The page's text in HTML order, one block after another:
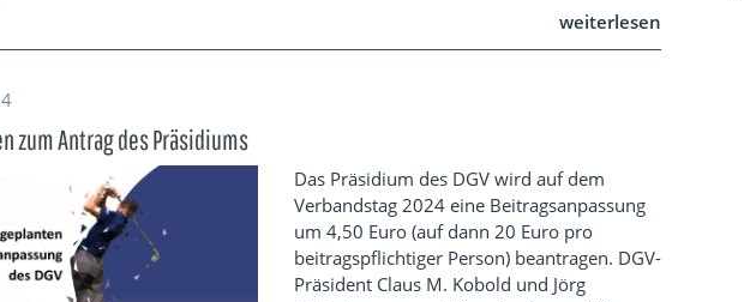
weiterlesen
zum Antrag des Präsidiums
Das Präsidium des DGV wird auf dem
Verbandstag 2024 eine Beitragsanpassung
um 4,50 Euro (auf dann 20 Euro pro
beitragspflichtiger Person) beantragen. DGV-
Präsident Claus M. Kobold und Jörg